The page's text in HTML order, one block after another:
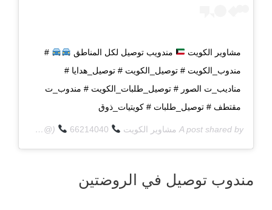
مشاوير الكويت مندويب توصيل لكل المناطق
#
مندوب_الكويت # توصيل_الكويت # توصيل_هدايا #
مناديب_ت الصور # توصيل_طلبات_الكويت # مندوب_ت
مقتطف # توصيل_طلبات # كويتيات_ذوق
A post shared by مشاوير الكويت (@q8deliverycom) on
مندوب توصيل في الروضتين